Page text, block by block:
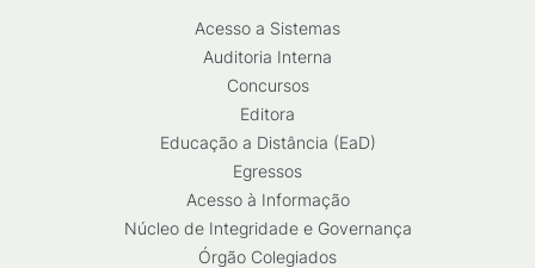
Acesso a Sistemas
Auditoria Interna
Concursos
Editora
Educação a Distância (EaD)
Egressos
Acesso à Informação
Núcleo de Integridade e Governança
Órgão Colegiados